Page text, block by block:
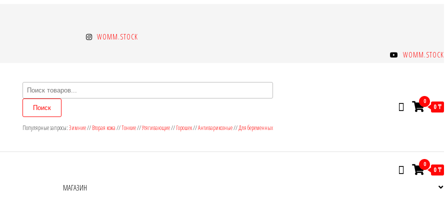
WOMM.STOCK
WOMM.STOCK
Поиск
товаров
Поиск
Популярные запросы:Зимние//Вторая кожа//Тонкие//Утягивающие//Горошек//Антиварикозные//Для беременных
0
0 ₸
0
0 ₸
МАГАЗИН